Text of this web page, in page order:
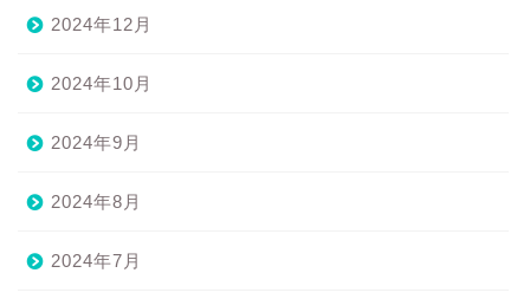
2024年12月
2024年10月
2024年9月
2024年8月
2024年7月